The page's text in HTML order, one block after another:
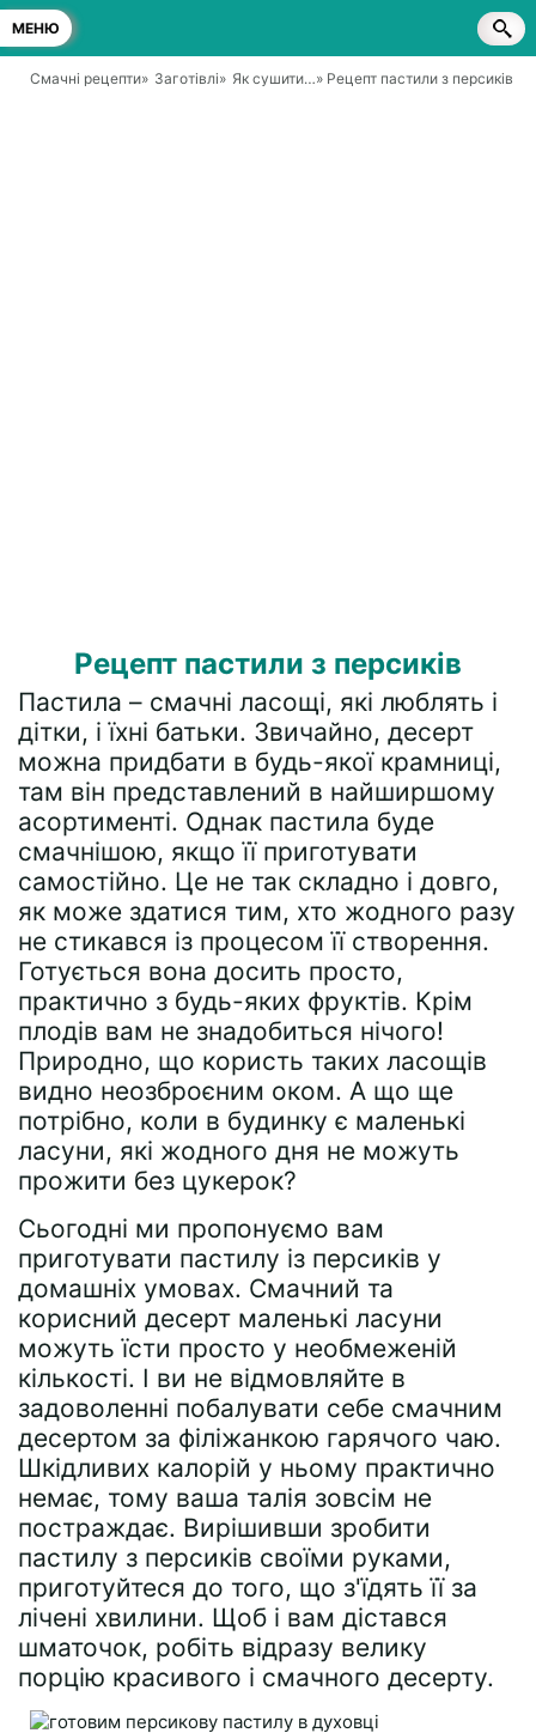
МЕНЮ
Смачні рецепти» Заготівлі» Як сушити…» Рецепт пастили з персиків
Рецепт пастили з персиків
Пастила – смачні ласощі, які люблять і
дітки, і їхні батьки. Звичайно, десерт
можна придбати в будь-якої крамниці,
там він представлений в найширшому
асортименті. Однак пастила буде
смачнішою, якщо її приготувати
самостійно. Це не так складно і довго,
як може здатися тим, хто жодного разу
не стикався із процесом її створення.
Готується вона досить просто,
практично з будь-яких фруктів. Крім
плодів вам не знадобиться нічого!
Природно, що користь таких ласощів
видно неозброєним оком. А що ще
потрібно, коли в будинку є маленькі
ласуни, які жодного дня не можуть
прожити без цукерок?
Сьогодні ми пропонуємо вам
приготувати пастилу із персиків у
домашніх умовах. Смачний та
корисний десерт маленькі ласуни
можуть їсти просто у необмеженій
кількості. І ви не відмовляйте в
задоволенні побалувати себе смачним
десертом за філіжанкою гарячого чаю.
Шкідливих калорій у ньому практично
немає, тому ваша талія зовсім не
постраждає. Вирішивши зробити
пастилу з персиків своїми руками,
приготуйтеся до того, що з'їдять її за
лічені хвилини. Щоб і вам дістався
шматочок, робіть відразу велику
порцію красивого і смачного десерту.